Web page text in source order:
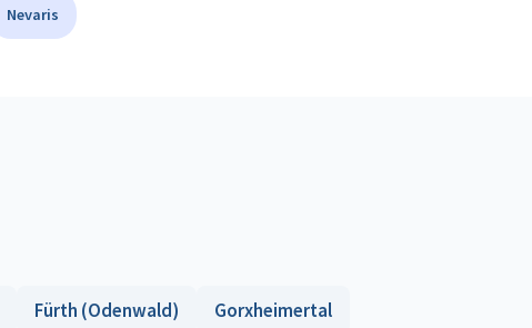
Nevaris
Fürth (Odenwald)
Gorxheimertal